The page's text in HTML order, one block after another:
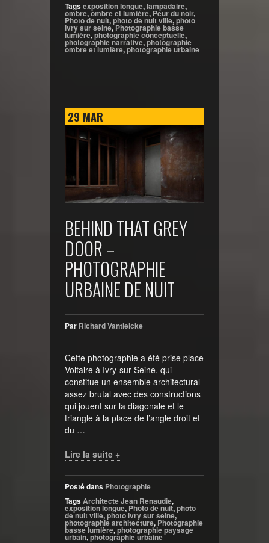
Tagsexposition longue,lampadaire,
ombre,ombre et lumière, Peur du noir,
Photo de nuit,photo de nuit ville,photo
ivry sur seine,Photographie basse
lumière,photographie conceptuelle,
photographie narrative,photographie
ombre et lumière,photographie urbaine
29 MAR
BEHIND THAT GREY
DOOR –
PHOTOGRAPHIE
URBAINE DE NUIT
Par Richard Vantielcke
Cette photographie a été prise place
Voltaire à Ivry-sur-Seine, qui
constitue un ensemble architectural
assez brutal avec des constructions
qui jouent sur la diagonale et le
triangle à la place de l’angle droit et
du …
Lire la suite +
Posté dans Photographie
TagsArchitecte Jean Renaudie,
exposition longue, Photo de nuit,photo
de nuit ville,photo ivry sur seine,
photographie architecture, Photographie
basse lumière,photographie paysage
urbain,photographie urbaine